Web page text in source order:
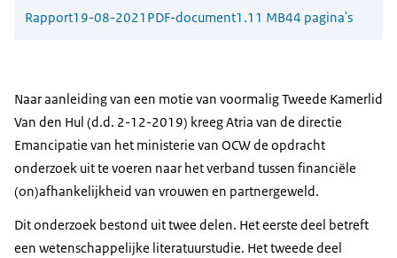
Rapport19-08-2021 PDF-document1.11 MB44 pagina's
Naar aanleiding van een motie van voormalig Tweede Kamerlid
Van den Hul (d.d. 2-12-2019) kreeg Atria van de directie
Emancipatie van het ministerie van OCW de opdracht
onderzoek uit te voeren naar het verband tussen financiële
(on)afhankelijkheid van vrouwen en partnergeweld.
Dit onderzoek bestond uit twee delen. Het eerste deel betreft
een wetenschappelijke literatuurstudie. Het tweede deel